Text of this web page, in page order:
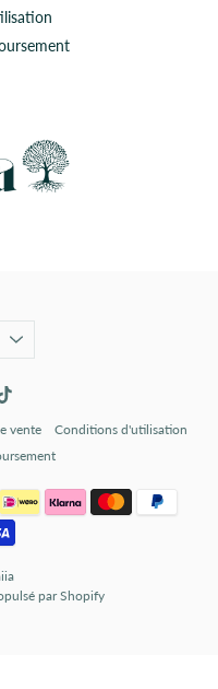
vente
Conditions d'utilisation
par Shopify